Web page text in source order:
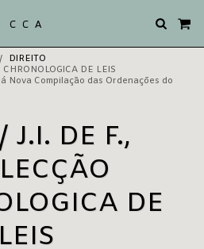
C C A
DIREITO
DE LEIS
Nova Compilação das Ordenações do
J.I. DE F.,
DE
LEIS